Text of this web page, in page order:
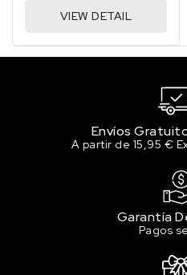
VIEW DETAIL
Envíos
A partir de 15,95 €
Garantía
Pagos